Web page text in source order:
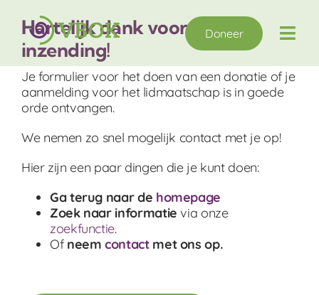
naar
inhoud
Wie zijn we?
Wat doen we?
Doe mee
Hulp nodig?
Doneer
Hartelijk dank voor je
inzending!
Je formulier voor het doen van een donatie of je
aanmelding voor het lidmaatschap is in goede
orde ontvangen.
We nemen zo snel mogelijk contact met je op!
Hier zijn een paar dingen die je kunt doen:
Ga terug naar de homepage
Zoek naar informatie via onze
zoekfunctie.
Of neemcontactmet ons op.